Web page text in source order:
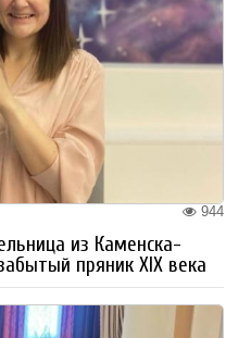
944
из Каменска-
пряник XIX века